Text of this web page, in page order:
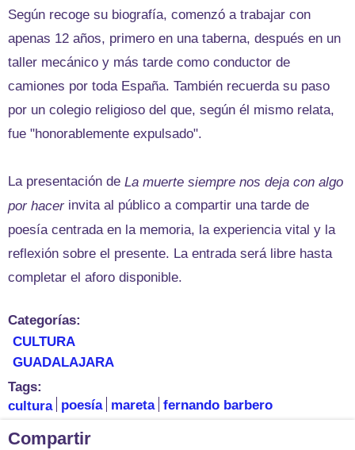
Según recoge su biografía, comenzó a trabajar con
apenas 12 años, primero en una taberna, después en un
taller mecánico y más tarde como conductor de
camiones por toda España. También recuerda su paso
por un colegio religioso del que, según él mismo relata,
fue "honorablemente expulsado".
La presentación de La muerte siempre nos deja con algo
por hacerinvita al público a compartir una tarde de
poesía centrada en la memoria, la experiencia vital y la
reflexión sobre el presente. La entrada será libre hasta
completar el aforo disponible.
Categorías:
CULTURA
GUADALAJARA
Tags:
cultura
poesía mareta fernando barbero
Compartir